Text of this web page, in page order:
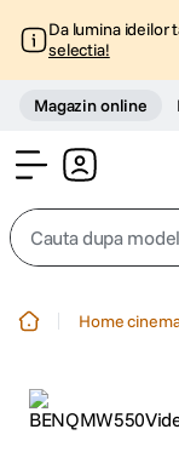
Da lumina ideilor
selectia!
Magazin online
Cauta dupa model,
2 . trepied
Home